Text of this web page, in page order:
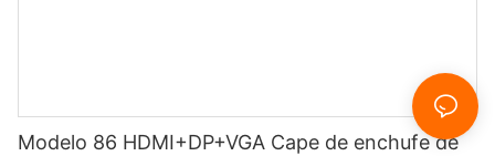
Modelo 86 HDMI+DP+VGA Cape de enchufe de